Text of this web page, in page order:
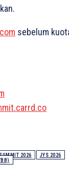
sebelum
2026
JYS 2026